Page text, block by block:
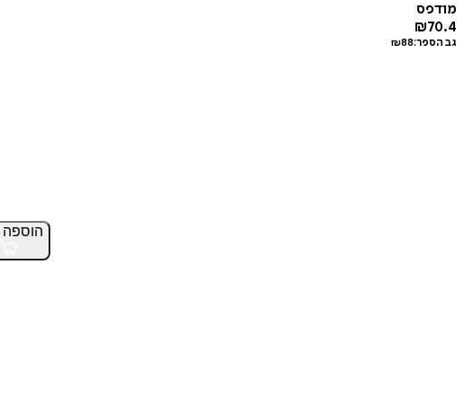
מודפס
₪70.4
גב הספר: ₪88
הוספה